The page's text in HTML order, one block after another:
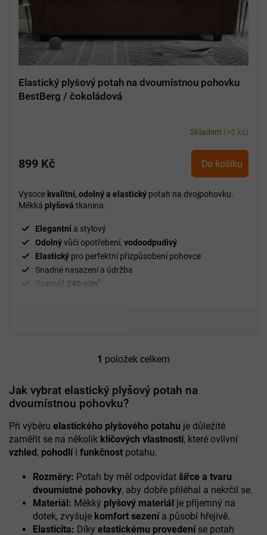
Elastický plyšový potah na dvoumístnou pohovku
BestBerg / čokoládová
Skladem (>5 ks)
899 Kč Do košíku
Vysoce kvalitní, odolný a elastický potah na dvojpohovku.
Měkká plyšová tkanina.
Elegantní a stylový
Odolnývůči opotřebení, vodoodpudivý
Elastický pro perfektní přizpůsobení pohovce
Snadné nasazení a údržba
Gramáž 240 g/m²
O
l
á
a
c
í
p
v
k
y
v
ý
1 položek celkem
Jak vybrat elastický plyšový potah na
dvoumístnou pohovku?
Při výběru elastického plyšového potahu je důležité
zaměřit se na několik klíčových vlastností, které ovlivní
vzhled, pohodlíi funkčnost potahu.
Rozměry: Potah by měl odpovídat šířce a tvaru
dvoumístné pohovky, aby dobře přiléhal a nekrčil se.
Materiál: Měkký plyšový materiál je příjemný na
dotek, zvyšuje komfort sezenía působí hřejivě.
Elasticita: Díky elastickému provedeníse potah